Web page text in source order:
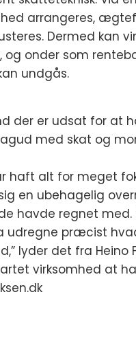
arrangeres,
Dermed kan
og onder som
undgås.
der er udsat for at
med skat og
haft alt for meget
en ubehagelig
havde regnet med.
udregne præcist
lyder det fra Heino
virksomhed at